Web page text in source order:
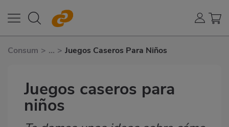
Consum > ... > Juegos Caseros Para Niños
Juegos caseros para
niños